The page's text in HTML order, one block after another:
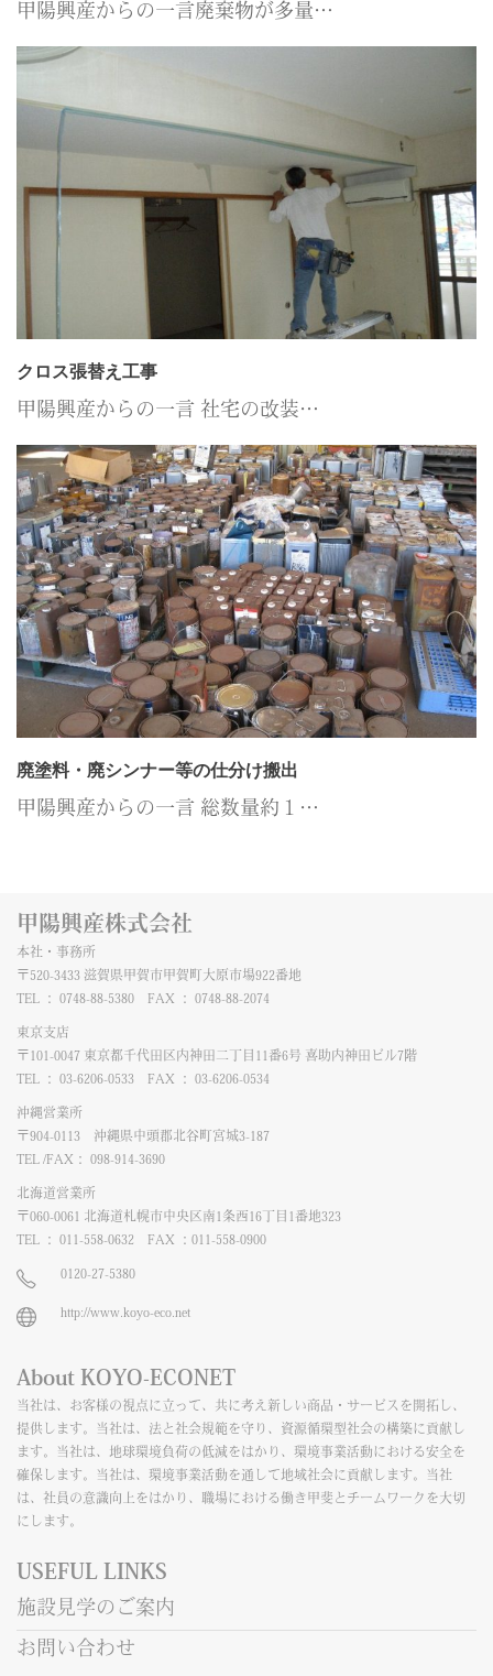
甲陽興産からの一言廃棄物が多量…
クロス張替え工事
甲陽興産からの一言 社宅の改装…
廃塗料・廃シンナー等の仕分け搬出
甲陽興産からの一言 総数量約１…
甲陽興産株式会社
本社・事務所
〒520-3433 滋賀県甲賀市甲賀町大原市場922番地
TEL ： 0748-88-5380 FAX ： 0748-88-2074
東京支店
〒101-0047 東京都千代田区内神田二丁目11番6号 喜助内神田ビル7階
TEL ： 03-6206-0533 FAX ： 03-6206-0534
沖縄営業所
〒904-0113 沖縄県中頭郡北谷町宮城3-187
TEL /FAX： 098-914-3690
北海道営業所
〒060-0061 北海道札幌市中央区南1条西16丁目1番地323
TEL ： 011-558-0632 FAX ：011-558-0900
0120-27-5380
http://www.koyo-eco.net
About KOYO-ECONET
当社は、お客様の視点に立って、共に考え新しい商品・サービスを開拓し、
提供します。当社は、法と社会規範を守り、資源循環型社会の構築に貢献し
ます。当社は、地球環境負荷の低減をはかり、環境事業活動における安全を
確保します。当社は、環境事業活動を通して地域社会に貢献します。当社
は、社員の意識向上をはかり、職場における働き甲斐とチームワークを大切
にします。
USEFUL LINKS
施設見学のご案内
お問い合わせ